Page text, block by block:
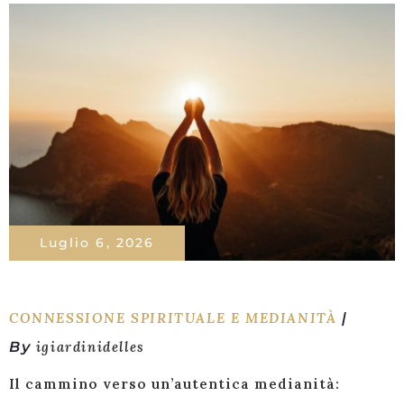
Luglio 6, 2026
CONNESSIONE SPIRITUALE E MEDIANITÀ
By igiardinidelles
Il cammino verso un’autentica medianità: